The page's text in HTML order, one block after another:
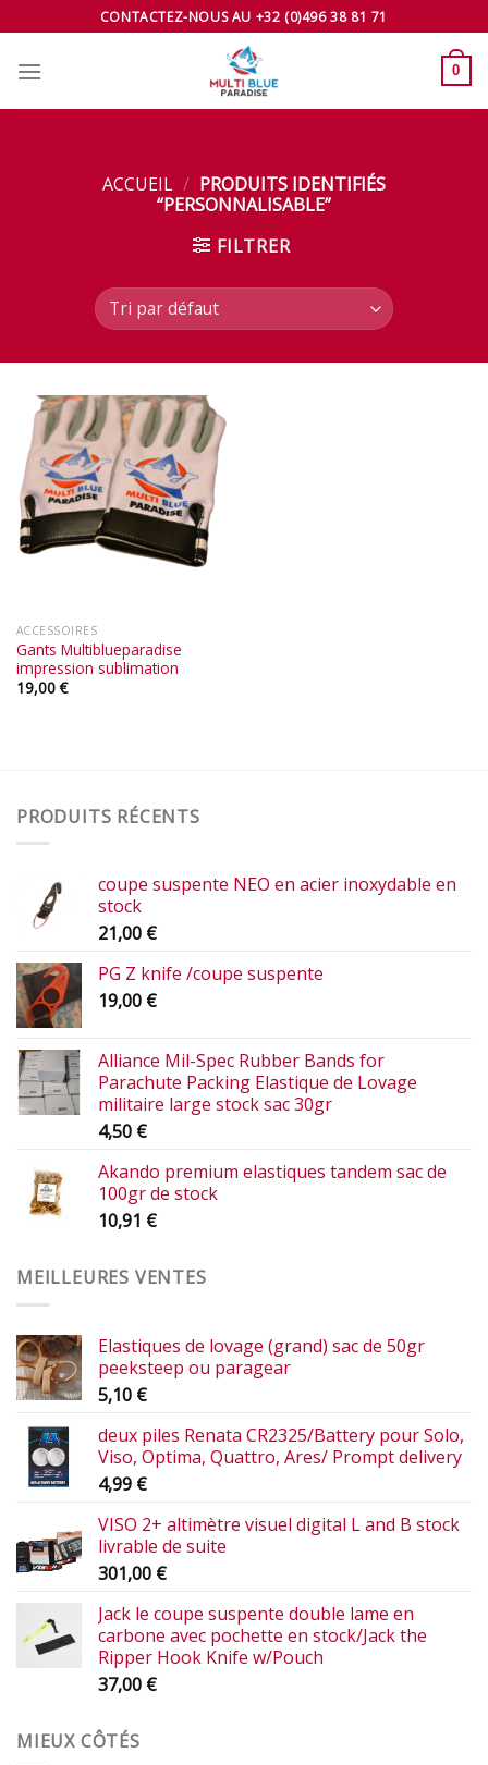
to
content
CONTACTEZ-NOUS AU +32 (0)496 38 81 71
0
ACCUEIL / PRODUITS IDENTIFIÉS
“PERSONNALISABLE”
FILTRER
ACCESSOIRES
Gants Multiblueparadise
impression sublimation
19,00€
PRODUITS RÉCENTS
coupe suspente NEO en acier inoxydable en
stock
21,00 €
PG Z knife /coupe suspente
19,00 €
Alliance Mil-Spec Rubber Bands for
Parachute Packing Elastique de Lovage
militaire large stock sac 30gr
4,50 €
Akando premium elastiques tandem sac de
100gr de stock
10,91 €
MEILLEURES VENTES
Elastiques de lovage (grand) sac de 50gr
peeksteep ou paragear
5,10 €
deux piles Renata CR2325/Battery pour Solo,
Viso, Optima, Quattro, Ares/ Prompt delivery
4,99 €
VISO 2+ altimètre visuel digital L and B stock
livrable de suite
301,00 €
Jack le coupe suspente double lame en
carbone avec pochette en stock/Jack the
Ripper Hook Knife w/Pouch
37,00 €
MIEUX CÔTÉS